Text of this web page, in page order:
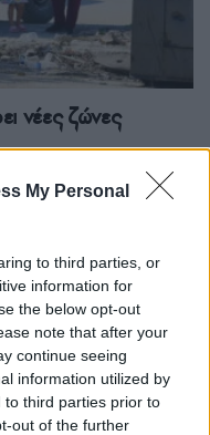
My Personal
to third parties, or
information for
the below opt-out
note that after your
continue seeing
information utilized by
to third parties prior to
out of the further
νέες ζώνες